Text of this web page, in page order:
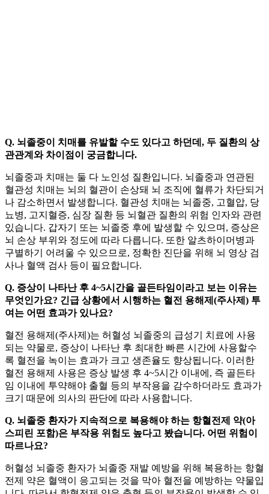
Q. 뇌졸중이 치매를 유발할 수도 있다고 하던데, 두 질환의 상
관관계와 차이점이 궁금합니다.
뇌졸중과 치매는 둘 다 노인성 질환입니다. 뇌졸중과 연관된
혈관성 치매는 뇌의 혈관이 손상돼 뇌 조직에 혈류가 차단되거
나 감소하면서 발생합니다. 혈관성 치매는 뇌졸중, 고혈압, 당
뇨병, 고지혈증, 심장 질환 등 뇌혈관 질환의 위험 인자와 관련
있습니다. 갑자기 또는 뇌졸중 후에 발생할 수 있으며, 증상은
뇌 손상 부위와 정도에 따라 다릅니다. 또한 알츠하이머병과
구별하기 어려울 수 있으므로, 정확한 진단을 위해 뇌 영상 검
사나 혈액 검사 등이 필요합니다.
Q. 증상이 나타난 후 4~5시간을 골든타임이라고 보는 이유는
무엇인가요? 긴급 상황에서 시행하는 혈전 용해제(주사제) 투
여는 어떤 효과가 있나요?
혈전 용해제(주사제)는 허혈성 뇌졸중의 급성기 치료에 사용
되는 약물로, 증상이 나타난 후 최대한 빠른 시간에 사용할수
록 혈전을 녹이는 효과가 크고 생존율도 향상됩니다. 이러한
혈전 용해제 사용은 증상 발생 후 4~5시간 이내에, 즉 골든타
임 이내에 투약해야 출혈 등의 부작용을 감수하더라도 효과가
크기 때문에 의사의 판단에 따라 사용합니다.
Q. 뇌졸중 환자가 지속적으로 복용해야 하는 항혈전제 약(아
스피린 포함)은 부작용 위험도 높다고 봤습니다. 어떤 위험이
따르나요?
허혈성 뇌졸중 환자가 뇌졸중 재발 예방을 위해 복용하는 항혈
전제 약은 혈액이 응고되는 것을 막아 혈전을 예방하는 약물입